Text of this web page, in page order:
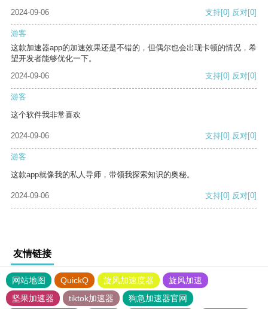
2024-09-06 支持[0] 反对[0]
游客
这款加速器app的加速效果还是不错的，但偶尔也会出现卡顿的情况，希
望开发者能够优化一下。
2024-09-06
支持[0] 反对[0]
游客
这个软件我非常喜欢
2024-09-06 支持[0] 反对[0]
游客
这款app就像我的私人导师，带领我探索知识的奥秘。
2024-09-06 支持[0] 反对[0]
友情链接
网站地图 QuickQ 旋风加速度器
旋风加速
坚果加速器
tiktok加速器 狗急加速器官网